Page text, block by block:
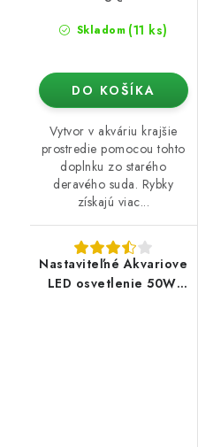
Skladom (11 ks)
DO KOŠÍKA
Vytvor v akváriu krajšie
prostredie pomocou tohto
doplnku zo starého
deravého suda. Rybky
získajú viac...
Nastaviteľné Akvariove
LED osvetlenie 50W,